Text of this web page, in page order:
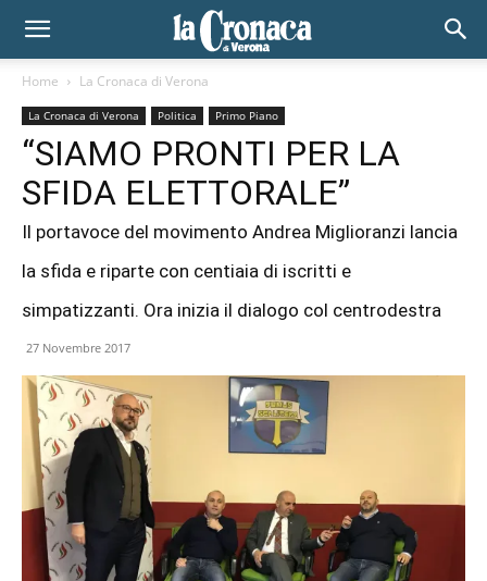
Home La Cronaca di Verona
La Cronaca di Verona Politica Primo Piano
“SIAMO PRONTI PER LA
SFIDA ELETTORALE”
Il portavoce del movimento Andrea Miglioranzi lancia
la sfida e riparte con centiaia di iscritti e
simpatizzanti. Ora inizia il dialogo col centrodestra
27 Novembre 2017